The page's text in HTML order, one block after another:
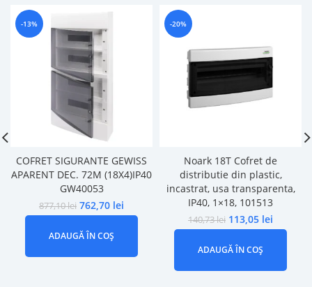
-13%
COFRET SIGURANTE GEWISS
APARENT DEC. 72M (18X4)IP40
GW40053
877,10lei 762,70 lei
ADAUGĂ ÎN COȘ
-20%
Noark 18T Cofret de
distributie din plastic,
incastrat, usa transparenta,
IP40, 1×18, 101513
140,73lei 113,05 lei
ADAUGĂ ÎN COȘ